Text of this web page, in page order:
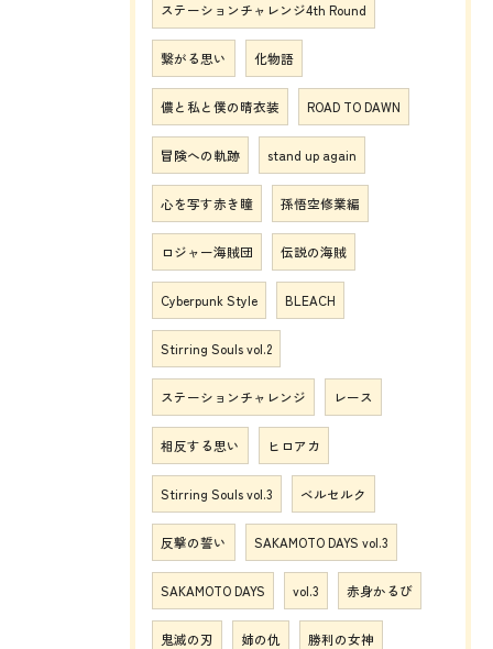
ステーションチャレンジ4th Round
繋がる思い 化物語
儂と私と僕の晴衣装 ROAD TO DAWN
冒険への軌跡 stand up again
心を写す赤き瞳 孫悟空修業編
ロジャー海賊団 伝説の海賊
Cyberpunk Style BLEACH
Stirring Souls vol.2
ステーションチャレンジ レース
相反する思い ヒロアカ
Stirring Souls vol.3 ベルセルク
反撃の誓い SAKAMOTO DAYS vol.3
SAKAMOTO DAYS vol.3 赤身かるび
鬼滅の刃 姉の仇 勝利の女神